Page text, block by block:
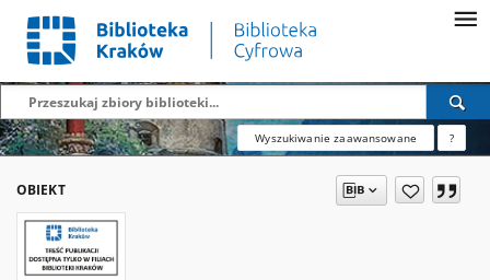
Wyszukiwanie zaawansowane ?
OBIEKT